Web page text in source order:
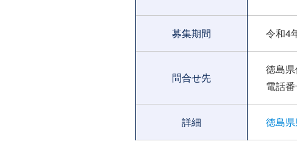
募集期間 令和4
問合せ先
徳島
電話
詳細 徳島